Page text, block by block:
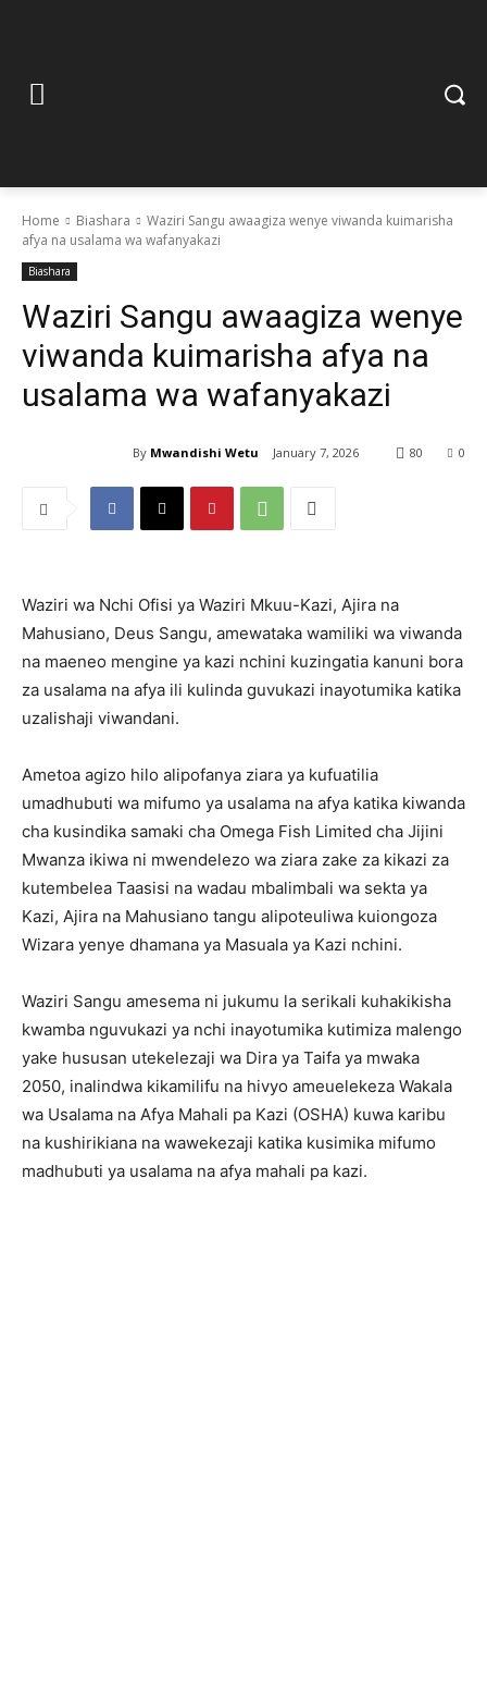
Home Biashara
Waziri Sangu awaagiza wenye viwanda kuimarisha
afya na usalama wa wafanyakazi
Biashara
Waziri Sangu awaagiza wenye
viwanda kuimarisha afya na
usalama wa wafanyakazi
By Mwandishi Wetu January 7, 2026 0
80
Waziri wa Nchi Ofisi ya Waziri Mkuu-Kazi, Ajira na
Mahusiano, Deus Sangu, amewataka wamiliki wa viwanda
na maeneo mengine ya kazi nchini kuzingatia kanuni bora
za usalama na afya ili kulinda guvukazi inayotumika katika
uzalishaji viwandani.
Ametoa agizo hilo alipofanya ziara ya kufuatilia
umadhubuti wa mifumo ya usalama na afya katika kiwanda
cha kusindika samaki cha Omega Fish Limited cha Jijini
Mwanza ikiwa ni mwendelezo wa ziara zake za kikazi za
kutembelea Taasisi na wadau mbalimbali wa sekta ya
Kazi, Ajira na Mahusiano tangu alipoteuliwa kuiongoza
Wizara yenye dhamana ya Masuala ya Kazi nchini.
Waziri Sangu amesema ni jukumu la serikali kuhakikisha
kwamba nguvukazi ya nchi inayotumika kutimiza malengo
yake hususan utekelezaji wa Dira ya Taifa ya mwaka
2050, inalindwa kikamilifu na hivyo ameuelekeza Wakala
wa Usalama na Afya Mahali pa Kazi (OSHA) kuwa karibu
na kushirikiana na wawekezaji katika kusimika mifumo
madhubuti ya usalama na afya mahali pa kazi.